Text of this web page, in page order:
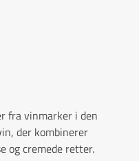
fra vinmarker i den
der kombinerer
og cremede retter.